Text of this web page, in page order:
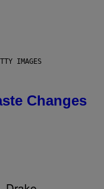
IMAGES
Changes